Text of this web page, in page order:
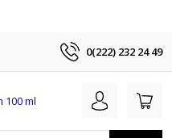
0(222) 232 24 49